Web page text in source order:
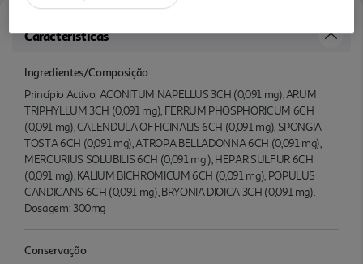
Características
Ingredientes/Composição
Princípio Activo: ACONITUM NAPELLUS 3CH (0,091 mg), ARUM
TRIPHYLLUM 3CH (0,091 mg), FERRUM PHOSPHORICUM 6CH
(0,091 mg), CALENDULA OFFICINALIS 6CH (0,091 mg), SPONGIA
TOSTA 6CH (0,091 mg), ATROPA BELLADONNA 6CH (0,091 mg),
MERCURIUS SOLUBILIS 6CH (0,091 mg ), HEPAR SULFUR 6CH
(0,091 mg), KALIUM BICHROMICUM 6CH (0,091 mg), POPULUS
CANDICANS 6CH (0,091 mg), BRYONIA DIOICA 3CH (0,091 mg).
Dosagem: 300mg
Conservação